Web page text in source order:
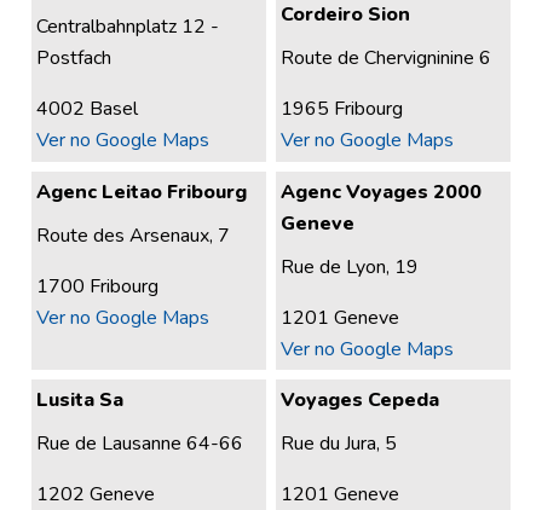
Centralbahnplatz 12 -
Postfach
4002 Basel
Ver no Google Maps
Cordeiro Sion
Route de Chervigninine 6
1965 Fribourg
Ver no Google Maps
Agenc Leitao Fribourg
Route des Arsenaux, 7
1700 Fribourg
Ver no Google Maps
Agenc Voyages 2000
Geneve
Rue de Lyon, 19
1201 Geneve
Ver no Google Maps
Lusita Sa
Rue de Lausanne 64-66
1202 Geneve
Voyages Cepeda
Rue du Jura, 5
1201 Geneve